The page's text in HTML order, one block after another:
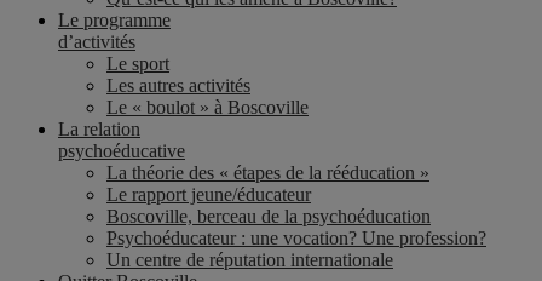
Le programme
d’activités
Le sport
Les autres activités
Le « boulot » à Boscoville
La relation
psychoéducative
La théorie des « étapes de la rééducation »
Le rapport jeune/éducateur
Boscoville, berceau de la psychoéducation
Psychoéducateur : une vocation? Une profession?
Un centre de réputation internationale